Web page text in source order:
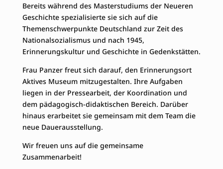
Bereits während des Masterstudiums der Neueren
Geschichte spezialisierte sie sich auf die
Themenschwerpunkte Deutschland zur Zeit des
Nationalsozialismus und nach 1945,
Erinnerungskultur und Geschichte in Gedenkstätten.
Frau Panzer freut sich darauf, den Erinnerungsort
Aktives Museum mitzugestalten. Ihre Aufgaben
liegen in der Pressearbeit, der Koordination und
dem pädagogisch-didaktischen Bereich. Darüber
hinaus erarbeitet sie gemeinsam mit dem Team die
neue Dauerausstellung.
Wir freuen uns auf die gemeinsame
Zusammenarbeit!